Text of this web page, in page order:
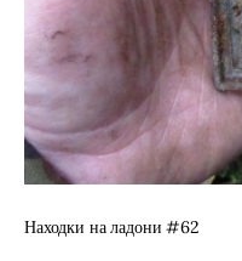
Находки на ладони #62